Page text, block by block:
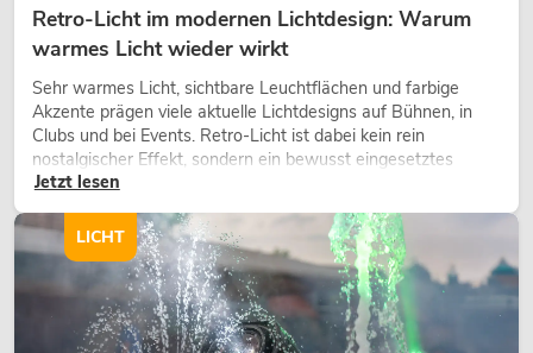
Retro-Licht im modernen Lichtdesign: Warum
warmes Licht wieder wirkt
Sehr warmes Licht, sichtbare Leuchtflächen und farbige
Akzente prägen viele aktuelle Lichtdesigns auf Bühnen, in
Clubs und bei Events. Retro-Licht ist dabei kein rein
nostalgischer Effekt, sondern ein bewusst eingesetztes
Gestaltungsmittel: Es schafft Atmosphäre, gibt Szenen
wirken lassen.
Jetzt lesen
LICHT